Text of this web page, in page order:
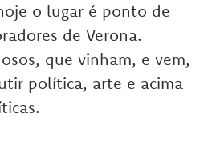
o lugar é ponto de
de Verona.
que vinham, e vem,
política, arte e acima